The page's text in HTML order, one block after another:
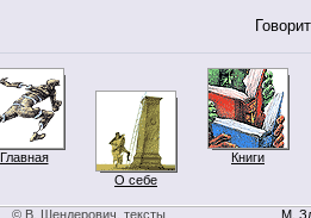
Главная
О себе
Книги
© В. Шендерович, тексты М.